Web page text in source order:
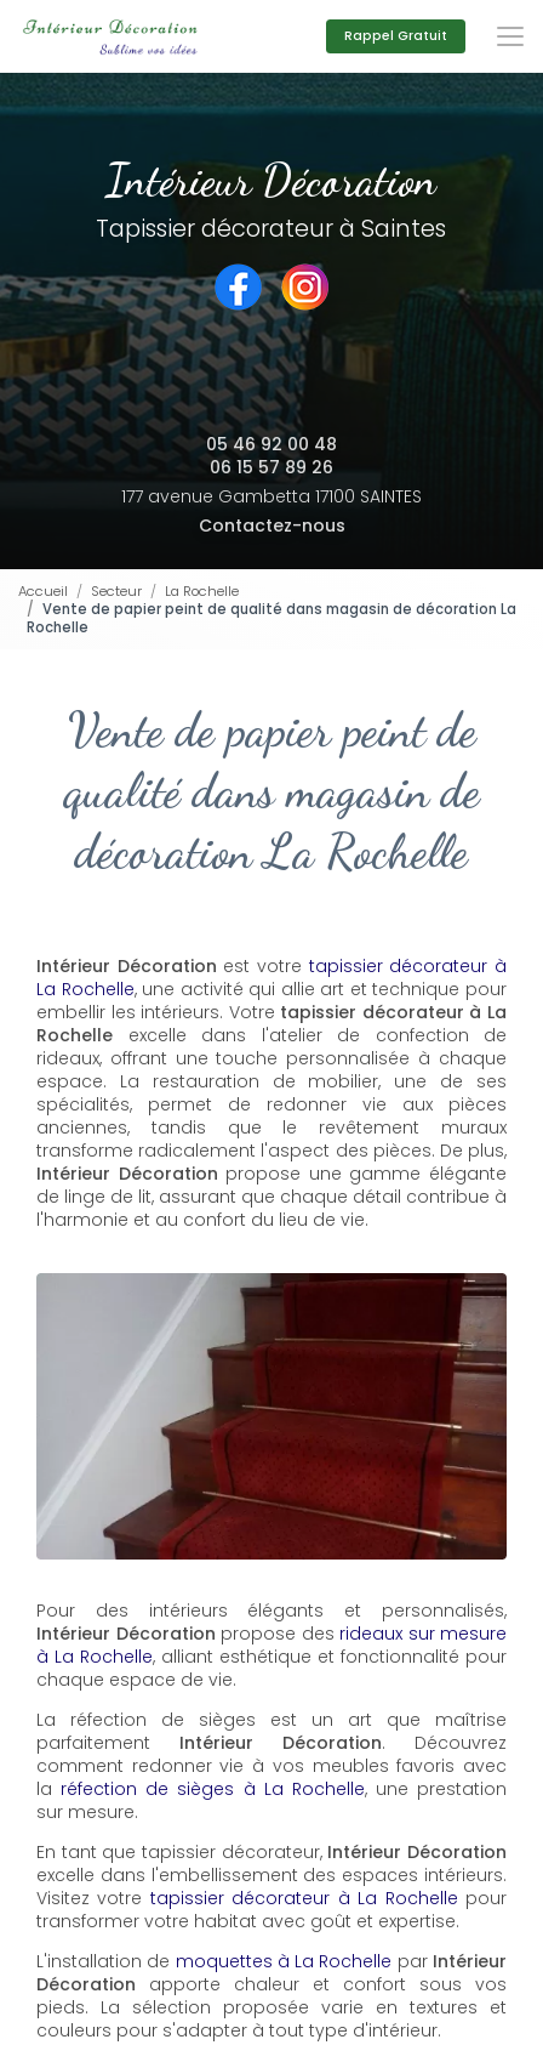
principal
Rappel Gratuit
Intérieur Décoration
Tapissier décorateur à Saintes
05 46 92 00 48
06 15 57 89 26
177 avenue Gambetta 17100 SAINTES
Contactez-nous
Accueil Secteur
La Rochelle
Vente de papier peint de qualité dans magasin de décoration La
Rochelle
Vente de papier peint de
qualité dans magasin de
décoration La Rochelle
Intérieur Décoration est votre tapissier décorateur à
La Rochelle, une activité qui allie art et technique pour
embellir les intérieurs. Votre tapissier décorateur à La
Rochelle excelle dans l'atelier de confection de
rideaux, offrant une touche personnalisée à chaque
espace. La restauration de mobilier, une de ses
spécialités, permet de redonner vie aux pièces
anciennes, tandis que le revêtement muraux
transforme radicalement l'aspect des pièces. De plus,
Intérieur Décoration propose une gamme élégante
de linge de lit, assurant que chaque détail contribue à
l'harmonie et au confort du lieu de vie.
Pour des intérieurs élégants et personnalisés,
Intérieur Décoration propose des rideaux sur mesure
à La Rochelle, alliant esthétique et fonctionnalité pour
chaque espace de vie.
La réfection de sièges est un art que maîtrise
parfaitement Intérieur Décoration. Découvrez
comment redonner vie à vos meubles favoris avec
la réfection de sièges à La Rochelle, une prestation
sur mesure.
En tant que tapissier décorateur, Intérieur Décoration
excelle dans l'embellissement des espaces intérieurs.
Visitez votre tapissier décorateur à La Rochelle pour
transformer votre habitat avec goût et expertise.
L'installation de moquettes à La Rochelle par Intérieur
Décoration apporte chaleur et confort sous vos
pieds. La sélection proposée varie en textures et
couleurs pour s'adapter à tout type d'intérieur.